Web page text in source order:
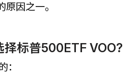
因之一。
择标普500ETF VOO?
：